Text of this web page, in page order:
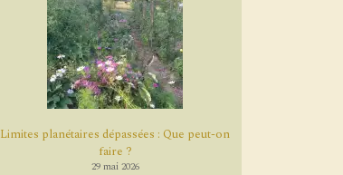
Limites planétaires dépassées : Que peut-on
faire ?
29 mai 2026